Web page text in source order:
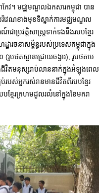
កែវ។ មជ្ឈមណ្ឌលឯកសារកម្ពុជា បាន
រិវេណខាងមុខទីស្នាក់ការមជ្ឈមណ្ឌល
ណ៍ជាប្រវត្តិសាស្ត្រទាក់ទងនឹងរបបខ្មែរ
ារចនាសម្ព័ន្ធរបស់ប្រទេសកម្ពុជាក្នុង
(រូបថតស្ពានជ្រោយចង្វារ), រូបថតមេ
ជីវិតមនុស្សរាប់លាននាក់ក្នុងអំឡុងពេល
ស់អ្នករស់រានមានជីវិតពីរបបខ្មែរ
មែរក្រហមដួលរលំនៅក្នុងខែមករា